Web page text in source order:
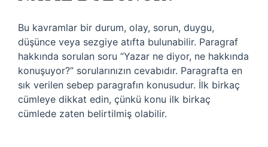
Bu kavramlar bir durum, olay, sorun, duygu,
düşünce veya sezgiye atıfta bulunabilir. Paragraf
hakkında sorulan soru “Yazar ne diyor, ne hakkında
konuşuyor?” sorularınızın cevabıdır. Paragrafta en
sık verilen sebep paragrafın konusudur. İlk birkaç
cümleye dikkat edin, çünkü konu ilk birkaç
cümlede zaten belirtilmiş olabilir.